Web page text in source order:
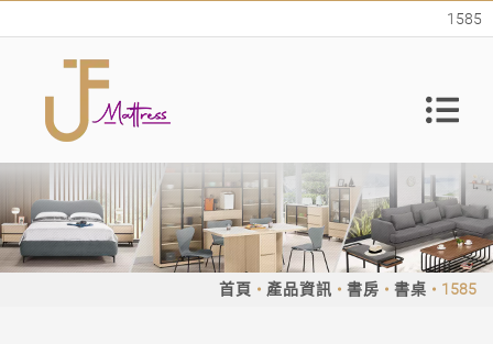
1585
首頁 產品資訊 書房 書桌 1585